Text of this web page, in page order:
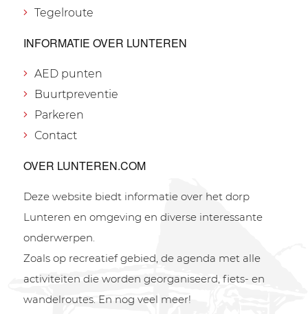
Tegelroute
INFORMATIE OVER LUNTEREN
AED punten
Buurtpreventie
Parkeren
Contact
OVER LUNTEREN.COM
Deze website biedt informatie over het dorp
Lunteren en omgeving en diverse interessante
onderwerpen.
Zoals op recreatief gebied, de agenda met alle
activiteiten die worden georganiseerd, fiets- en
wandelroutes. En nog veel meer!